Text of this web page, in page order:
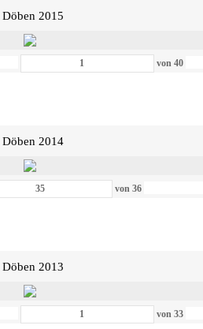
Döben 2015
von40
Döben 2014
von36
Döben 2013
von33